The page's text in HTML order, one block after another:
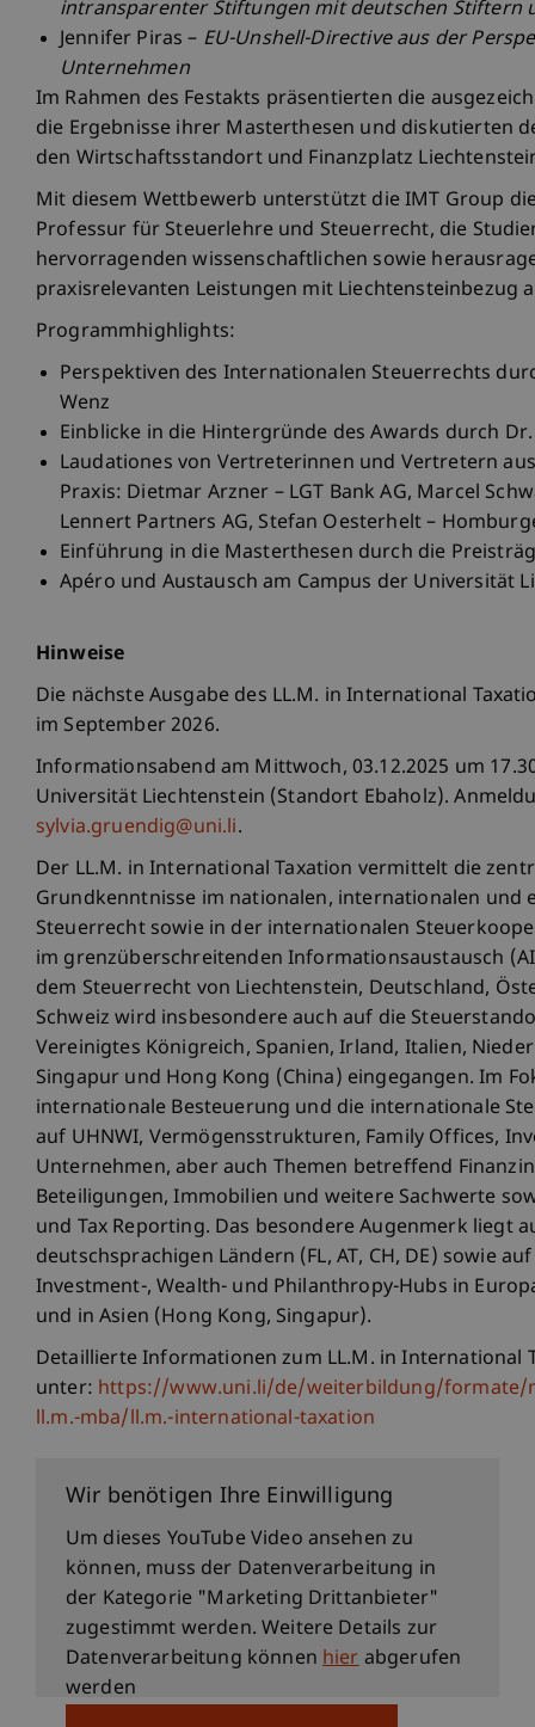
intransparenter Stiftungen mit deutschen Stiftern
Jennifer Piras – EU-Unshell-Directive aus der
Unternehmen
Im Rahmen des Festakts präsentierten die
die Ergebnisse ihrer Masterthesen und diskutierten
den Wirtschaftsstandort und Finanzplatz
Mit diesem Wettbewerb unterstützt die IMT Group
Professur für Steuerlehre und Steuerrecht, die
hervorragenden wissenschaftlichen sowie
praxisrelevanten Leistungen mit Liechtensteinbezug
Programmhighlights:
Perspektiven des Internationalen Steuerrechts
Wenz
Einblicke in die Hintergründe des Awards durch
Laudationes von Vertreterinnen und Vertretern
Praxis: Dietmar Arzner – LGT Bank AG, Marcel
Lennert Partners AG, Stefan Oesterhelt –
Einführung in die Masterthesen durch die
Apéro und Austausch am Campus der Universität
Hinweise
Die nächste Ausgabe des LL.M. in International
im September 2026.
Informationsabend am Mittwoch, 03.12.2025 um
Universität Liechtenstein (Standort Ebaholz).
sylvia.gruendig@uni.li.
Der LL.M. in International Taxation vermittelt die
Grundkenntnisse im nationalen, internationalen und
Steuerrecht sowie in der internationalen
im grenzüberschreitenden Informationsaustausch
dem Steuerrecht von Liechtenstein, Deutschland,
Schweiz wird insbesondere auch auf die
Vereinigtes Königreich, Spanien, Irland, Italien,
Singapur und Hong Kong (China) eingegangen. Im
internationale Besteuerung und die internationale
auf UHNWI, Vermögensstrukturen, Family Offices,
Unternehmen, aber auch Themen betreffend
Beteiligungen, Immobilien und weitere Sachwerte
und Tax Reporting. Das besondere Augenmerk liegt
deutschsprachigen Ländern (FL, AT, CH, DE) sowie
Investment-, Wealth- und Philanthropy-Hubs in
und in Asien (Hong Kong, Singapur).
Detaillierte Informationen zum LL.M. in International
unter: https://www.uni.li/de/weiterbildung/formate/
ll.m.-mba/ll.m.-international-taxation
Wir benötigen Ihre Einwilligung
Um dieses YouTube Video ansehen zu
können, muss der Datenverarbeitung in
der Kategorie "Marketing Drittanbieter"
zugestimmt werden. Weitere Details zur
Datenverarbeitung könnenhierabgerufen
werden